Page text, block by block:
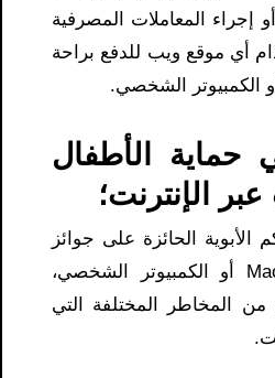
إجراء المعاملات المصرفية
أي موقع ويب للدفع براحة
حماية الأطفال
الإنترنت؛
الأبوية الحائزة على جوائز
والمثبتة على جهاز Mac أو الكمبيوتر الشخصي،
المخاطر المختلفة التي